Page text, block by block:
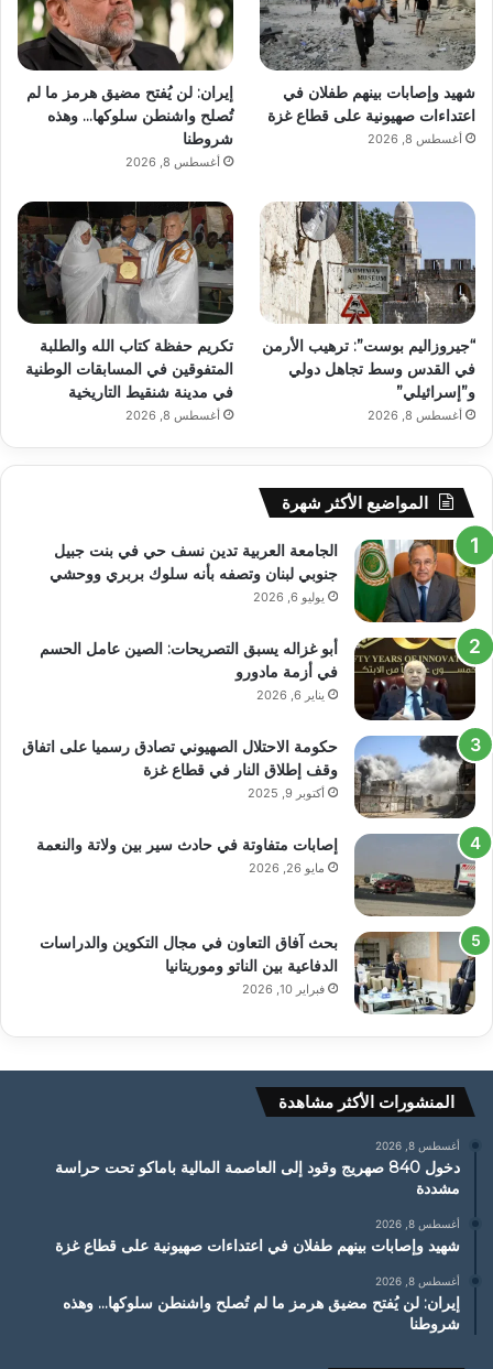
شهيد وإصابات بينهم طفلان في
اعتداءات صهيونية على قطاع غزة
أغسطس 8, 2026
إيران: لن يُفتح مضيق هرمز ما لم
تُصلح واشنطن سلوكها… وهذه
شروطنا
أغسطس 8, 2026
“جيروزاليم بوست”: ترهيب الأرمن
في القدس وسط تجاهل دولي
و”إسرائيلي”
أغسطس 8, 2026
تكريم حفظة كتاب الله والطلبة
المتفوقين في المسابقات الوطنية
في مدينة شنقيط التاريخية
أغسطس 8, 2026
المواضيع الأكثر شهرة
الجامعة العربية تدين نسف حي في بنت جبيل
جنوبي لبنان وتصفه بأنه سلوك بربري ووحشي
يوليو 6, 2026
أبو غزاله يسبق التصريحات: الصين عامل الحسم
في أزمة مادورو
يناير 6, 2026
حكومة الاحتلال الصهيوني تصادق رسميا على اتفاق
وقف إطلاق النار في قطاع غزة
أكتوبر 9, 2025
إصابات متفاوتة في حادث سير بين ولاتة والنعمة
مايو 26, 2026
بحث آفاق التعاون في مجال التكوين والدراسات
الدفاعية بين الناتو وموريتانيا
فبراير 10, 2026
المنشورات الأكثر مشاهدة
أغسطس 8, 2026
دخول 840 صهريج وقود إلى العاصمة المالية باماكو تحت حراسة
مشددة
أغسطس 8, 2026
شهيد وإصابات بينهم طفلان في اعتداءات صهيونية على قطاع غزة
أغسطس 8, 2026
إيران: لن يُفتح مضيق هرمز ما لم تُصلح واشنطن سلوكها… وهذه
شروطنا